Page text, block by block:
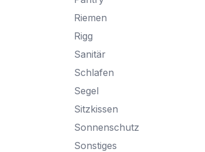
Riemen
Rigg
Sanitär
Schlafen
Segel
Sitzkissen
Sonnenschutz
Sonstiges